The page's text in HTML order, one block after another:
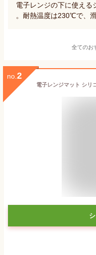
電子レンジの下に使える
。耐熱温度は230℃で、
全てのお
no. 2